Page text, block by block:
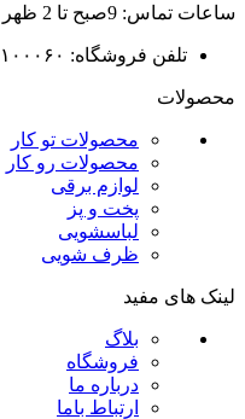
ساعات تماس: 9صبح تا 2 ظهر
تلفن فروشگاه: ۰۳۱۳۲۱۰۰۰۶۰
محصولات
محصولات تو کار
محصولات رو کار
لوازم برقی
پخت و پز
لباسشویی
ظرف شویی
لینک های مفید
بلاگ
فروشگاه
درباره ما
ارتباط باما